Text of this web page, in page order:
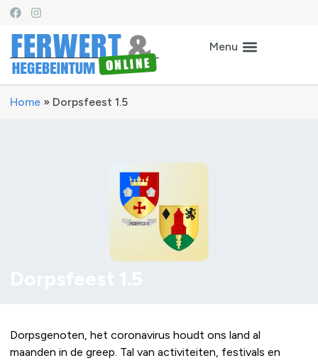
Home » Dorpsfeest 1.5
Dorpsgenoten, het coronavirus houdt ons land al
maanden in de greep. Tal van activiteiten, festivals en